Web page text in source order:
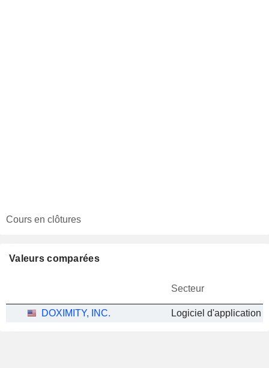
Cours en clôtures
Valeurs comparées
Secteur
DOXIMITY, INC. Logiciel d'application